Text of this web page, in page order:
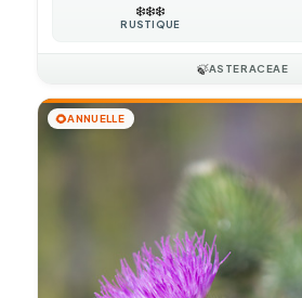
❄️❄️❄️
RUSTIQUE
🍃ASTERACEAE
🌻ANNUELLE